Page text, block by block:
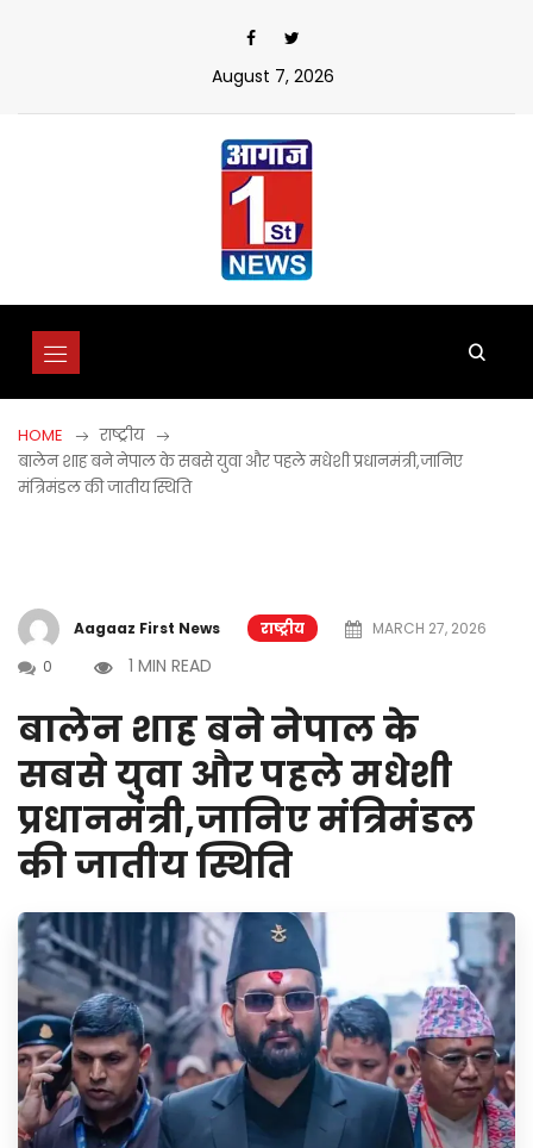
August 7, 2026
HOME
राष्ट्रीय
बालेन शाह बने नेपाल के सबसे युवा और पहले मधेशी प्रधानमंत्री,जानिए
मंत्रिमंडल की जातीय स्थिति
Aagaaz First News राष्ट्रीय
MARCH 27, 2026
0
1 MIN READ
बालेन शाह बने नेपाल के
सबसे युवा और पहले मधेशी
प्रधानमंत्री,जानिए मंत्रिमंडल
की जातीय स्थिति